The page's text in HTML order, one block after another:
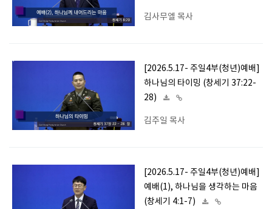
김사무엘 목사
[2026.5.17- 주일4부(청년)예배]
하나님의 타이밍 (창세기 37:22-
28)
김주일 목사
[2026.5.17- 주일4부(청년)예배]
예배(1), 하나님을 생각하는 마음
(창세기 4:1-7)